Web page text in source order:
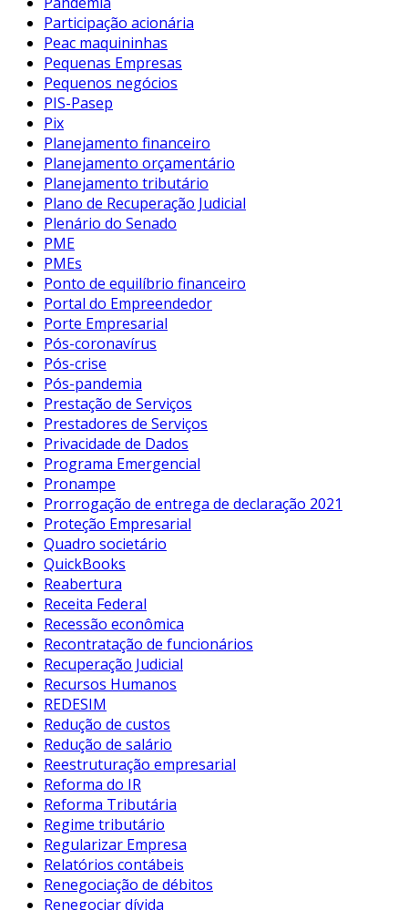
Participação acionária
Peac maquininhas
Pequenas Empresas
Pequenos negócios
PIS-Pasep
Pix
Planejamento financeiro
Planejamento orçamentário
Planejamento tributário
Plano de Recuperação Judicial
Plenário do Senado
PME
PMEs
Ponto de equilíbrio financeiro
Portal do Empreendedor
Porte Empresarial
Pós-coronavírus
Pós-crise
Pós-pandemia
Prestação de Serviços
Prestadores de Serviços
Privacidade de Dados
Programa Emergencial
Pronampe
Prorrogação de entrega de declaração 2021
Proteção Empresarial
Quadro societário
QuickBooks
Reabertura
Receita Federal
Recessão econômica
Recontratação de funcionários
Recuperação Judicial
Recursos Humanos
REDESIM
Redução de custos
Redução de salário
Reestruturação empresarial
Reforma do IR
Reforma Tributária
Regime tributário
Regularizar Empresa
Relatórios contábeis
Renegociação de débitos
Renegociar dívida